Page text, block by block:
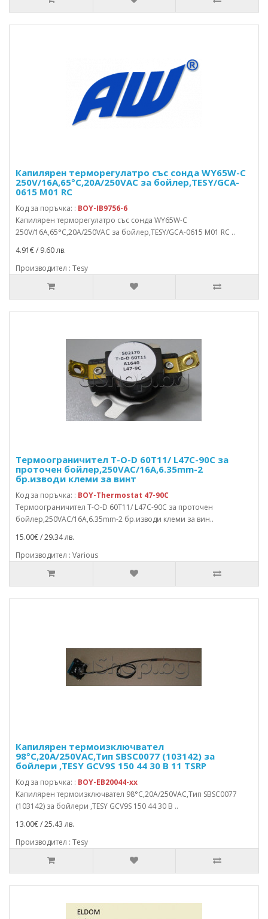
Капилярен терморегулатро със сонда WY65W-C
250V/16A,65°C,20A/250VAC за бойлер,TESY/GCA-
0615 M01 RC
Код за поръчка: : BOY-IB9756-6
Капилярен терморегулатро със сонда WY65W-C
250V/16A,65°C,20A/250VAC за бойлер,TESY/GCA-0615 M01 RC ..
4.91€ / 9.60 лв.
Производител : Tesy
Термоограничител T-O-D 60T11/ L47C-90C за
проточен бойлер,250VAC/16A,6.35mm-2
бр.изводи клеми за винт
Код за поръчка: : BOY-Thermostat 47-90C
Термоограничител T-O-D 60T11/ L47C-90C за проточен
бойлер,250VAC/16A,6.35mm-2 бр.изводи клеми за вин..
15.00€ / 29.34 лв.
Производител : Various
Капилярен термоизключвател
98°C,20A/250VAC,Тип SBSC0077 (103142) за
бойлери ,TESY GCV9S 150 44 30 B 11 TSRP
Код за поръчка: : BOY-EB20044-xx
Капилярен термоизключвател 98°C,20A/250VAC,Тип SBSC0077
(103142) за бойлери ,TESY GCV9S 150 44 30 B ..
13.00€ / 25.43 лв.
Производител : Tesy